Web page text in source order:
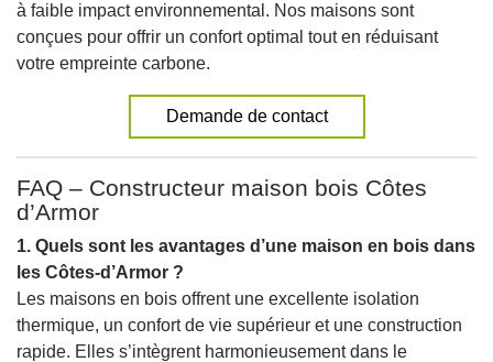
à faible impact environnemental. Nos maisons sont
conçues pour offrir un confort optimal tout en réduisant
votre empreinte carbone.
Demande de contact
FAQ – Constructeur maison bois Côtes
d’Armor
1. Quels sont les avantages d’une maison en bois dans
les Côtes-d’Armor ?
Les maisons en bois offrent une excellente isolation
thermique, un confort de vie supérieur et une construction
rapide. Elles s’intègrent harmonieusement dans le